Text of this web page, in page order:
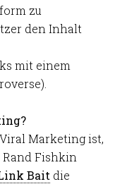
zu
den Inhalt
mit einem
Marketing ist,
Fishkin
Bait die